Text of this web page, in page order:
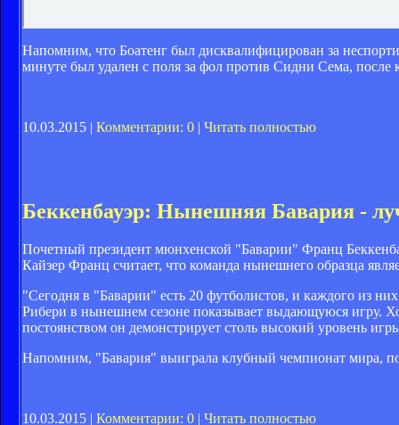
Напомним, что Боатенг был дисквалифицирован за
минуте был удален с поля за фол против Сидни Сема, после
10.03.2015 | Комментарии: 0 | Читать полностью
Беккенбауэр: Нынешняя Бавария -
Почетный президент мюнхенской "Баварии" Франц
Кайзер Франц считает, что команда нынешнего образца
"Сегодня в "Баварии" есть 20 футболистов, и каждого из
Рибери в нынешнем сезоне показывает выдающуюся игру.
постоянством он демонстрирует столь высокий уровень
Напомним, "Бавария" выиграла клубный чемпионат мира,
10.03.2015 | Комментарии: 0 | Читать полностью